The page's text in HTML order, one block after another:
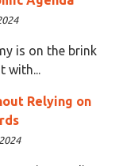
is on the brink
with...
Relying on